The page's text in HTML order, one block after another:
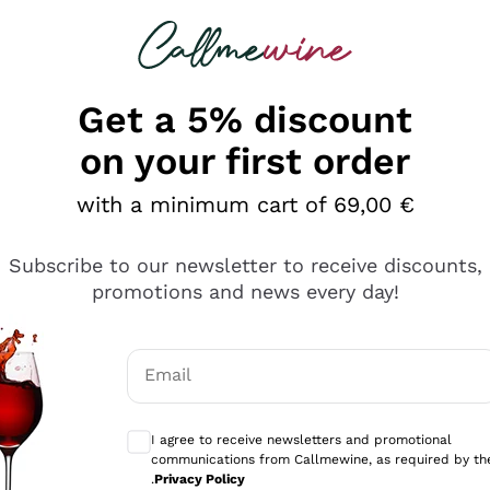
looking for
diversi e con un ampio range di prezzo. Le
Get a 5% discount
on your first order
with a minimum cart of 69,00 €
Subscribe to our newsletter to receive discounts,
promotions and news every day!
Email
I agree to receive newsletters and promotional
communications from Callmewine, as required by
.Privacy Policy